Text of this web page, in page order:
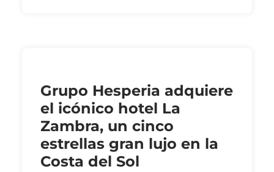
Grupo Hesperia adquiere
el icónico hotel La
Zambra, un cinco
estrellas gran lujo en la
Costa del Sol